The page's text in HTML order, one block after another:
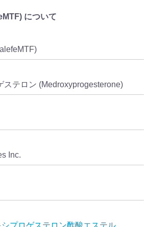
について
ステロン (Medroxyprogesterone)
Inc.
プロゲステロン酢酸エステル